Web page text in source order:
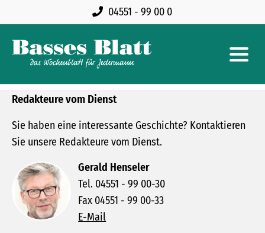
04551 - 99 00 0
Redakteure vom Dienst
Sie haben eine interessante Geschichte? Kontaktieren
Sie unsere Redakteure vom Dienst.
Gerald Henseler
Tel. 04551 - 99 00-30
Fax 04551 - 99 00-33
E-Mail